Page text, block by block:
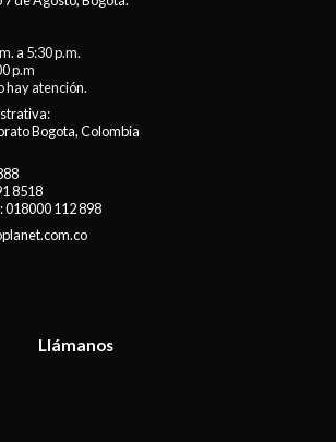
a 5:30 p.m.
p.m
hay atención.
Bogota, Colombia
8518
018000 112 898
Llámanos